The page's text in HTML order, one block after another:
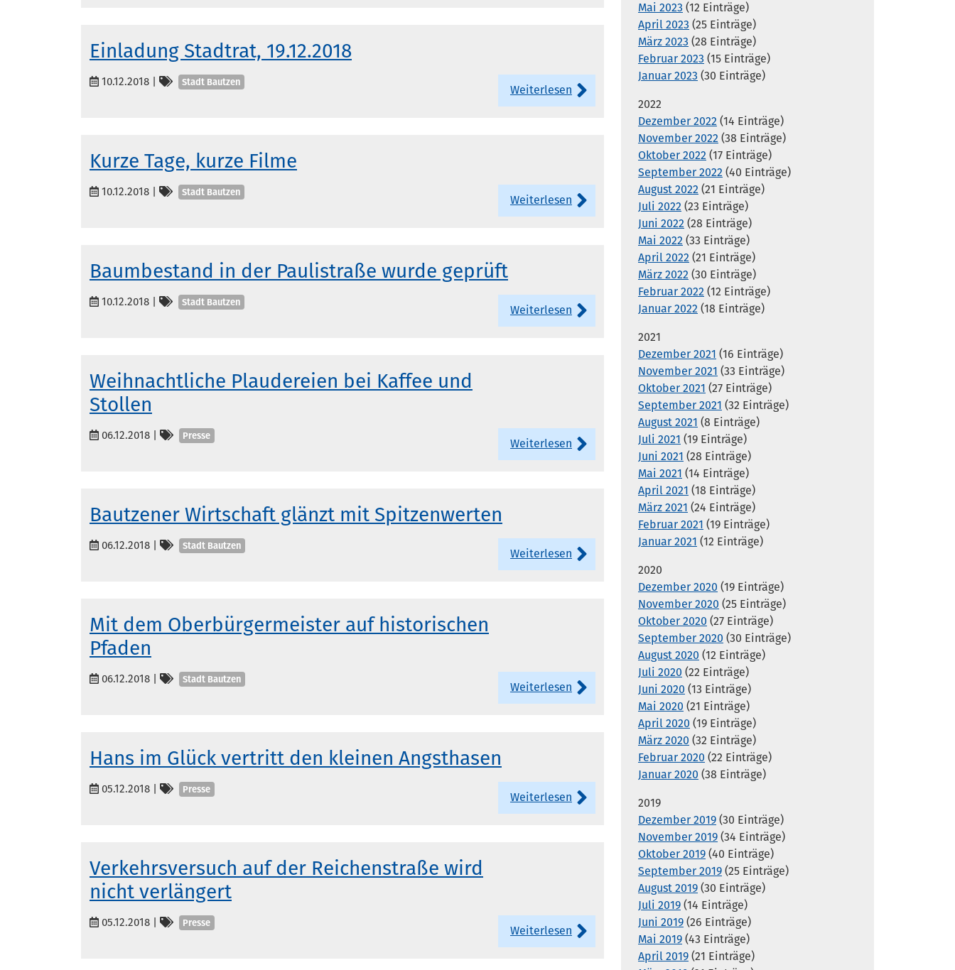
Einladung Stadtrat, 19.12.2018
10.12.2018 | Kategorien
Stadt Bautzen
Weiterlesen
Kurze Tage, kurze Filme
10.12.2018 | Kategorien
Stadt Bautzen
Weiterlesen
Baumbestand in der Paulistraße wurde geprüft
10.12.2018 | Kategorien
Stadt Bautzen
Weiterlesen
Weihnachtliche Plaudereien bei Kaffee und
Stollen
06.12.2018 | Kategorien
Presse
Weiterlesen
Bautzener Wirtschaft glänzt mit Spitzenwerten
06.12.2018 | Kategorien
Stadt Bautzen
Weiterlesen
Mit dem Oberbürgermeister auf historischen
Pfaden
06.12.2018 | Kategorien
Stadt Bautzen
Weiterlesen
Hans im Glück vertritt den kleinen Angsthasen
05.12.2018 | Kategorien
Presse
Weiterlesen
Verkehrsversuch auf der Reichenstraße wird
nicht verlängert
05.12.2018 | Kategorien
Presse
Weiterlesen
Mai 2023 (12 Einträge)
April 2023 (25 Einträge)
März 2023 (28 Einträge)
Februar 2023 (15 Einträge)
Januar 2023 (30 Einträge)
2022
Dezember 2022 (14 Einträge)
November 2022 (38 Einträge)
Oktober 2022 (17 Einträge)
September 2022 (40 Einträge)
August 2022 (21 Einträge)
Juli 2022 (23 Einträge)
Juni 2022 (28 Einträge)
Mai 2022 (33 Einträge)
April 2022 (21 Einträge)
März 2022 (30 Einträge)
Februar 2022 (12 Einträge)
Januar 2022 (18 Einträge)
2021
Dezember 2021 (16 Einträge)
November 2021 (33 Einträge)
Oktober 2021 (27 Einträge)
September 2021 (32 Einträge)
August 2021 (8 Einträge)
Juli 2021 (19 Einträge)
Juni 2021 (28 Einträge)
Mai 2021 (14 Einträge)
April 2021 (18 Einträge)
März 2021 (24 Einträge)
Februar 2021 (19 Einträge)
Januar 2021 (12 Einträge)
2020
Dezember 2020 (19 Einträge)
November 2020 (25 Einträge)
Oktober 2020 (27 Einträge)
September 2020 (30 Einträge)
August 2020 (12 Einträge)
Juli 2020 (22 Einträge)
Juni 2020 (13 Einträge)
Mai 2020 (21 Einträge)
April 2020 (19 Einträge)
März 2020 (32 Einträge)
Februar 2020 (22 Einträge)
Januar 2020 (38 Einträge)
2019
Dezember 2019 (30 Einträge)
November 2019 (34 Einträge)
Oktober 2019 (40 Einträge)
September 2019 (25 Einträge)
August 2019 (30 Einträge)
Juli 2019 (14 Einträge)
Juni 2019 (26 Einträge)
Mai 2019 (43 Einträge)
April 2019 (21 Einträge)